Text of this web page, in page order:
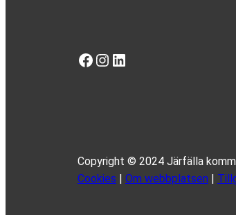
Facebook Instagram LinkedIn
Copyright © 2024 Järfälla
Cookies | Om webbplatsen |